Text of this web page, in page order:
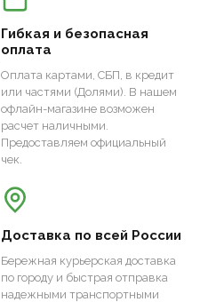
Гибкая и безопасная
оплата
Оплата картами, СБП, в кредит
или частями (Долями). В нашем
офлайн-магазине возможен
расчет наличными.
Предоставляем официальный
чек.
Доставка по всей России
Бережная курьерская доставка
по городу и быстрая отправка
надежными транспортными